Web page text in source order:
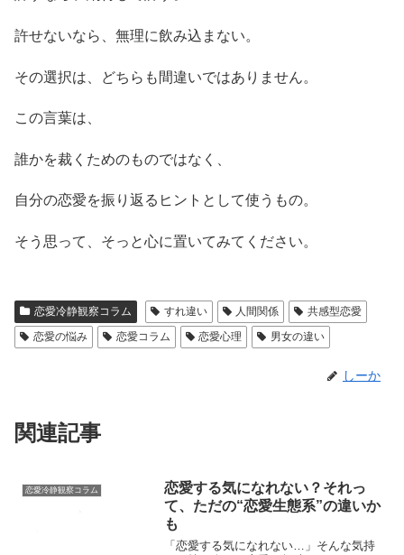
許せないなら、無理に飲み込まない。
その選択は、どちらも間違いではありません。
この言葉は、
誰かを裁くためのものではなく、
自分の恋愛を振り返るヒントとして使うもの。
そう思って、そっと心に置いてみてください。
恋愛冷静観察コラム すれ違い 人間関係
共感型恋愛
恋愛の悩み
恋愛コラム 恋愛心理 男女の違い
しーか
関連記事
恋愛冷静観察コラム
恋愛する気になれない？それっ
て、ただの“恋愛生態系”の違いか
も
「恋愛する気になれない…」そんな気持